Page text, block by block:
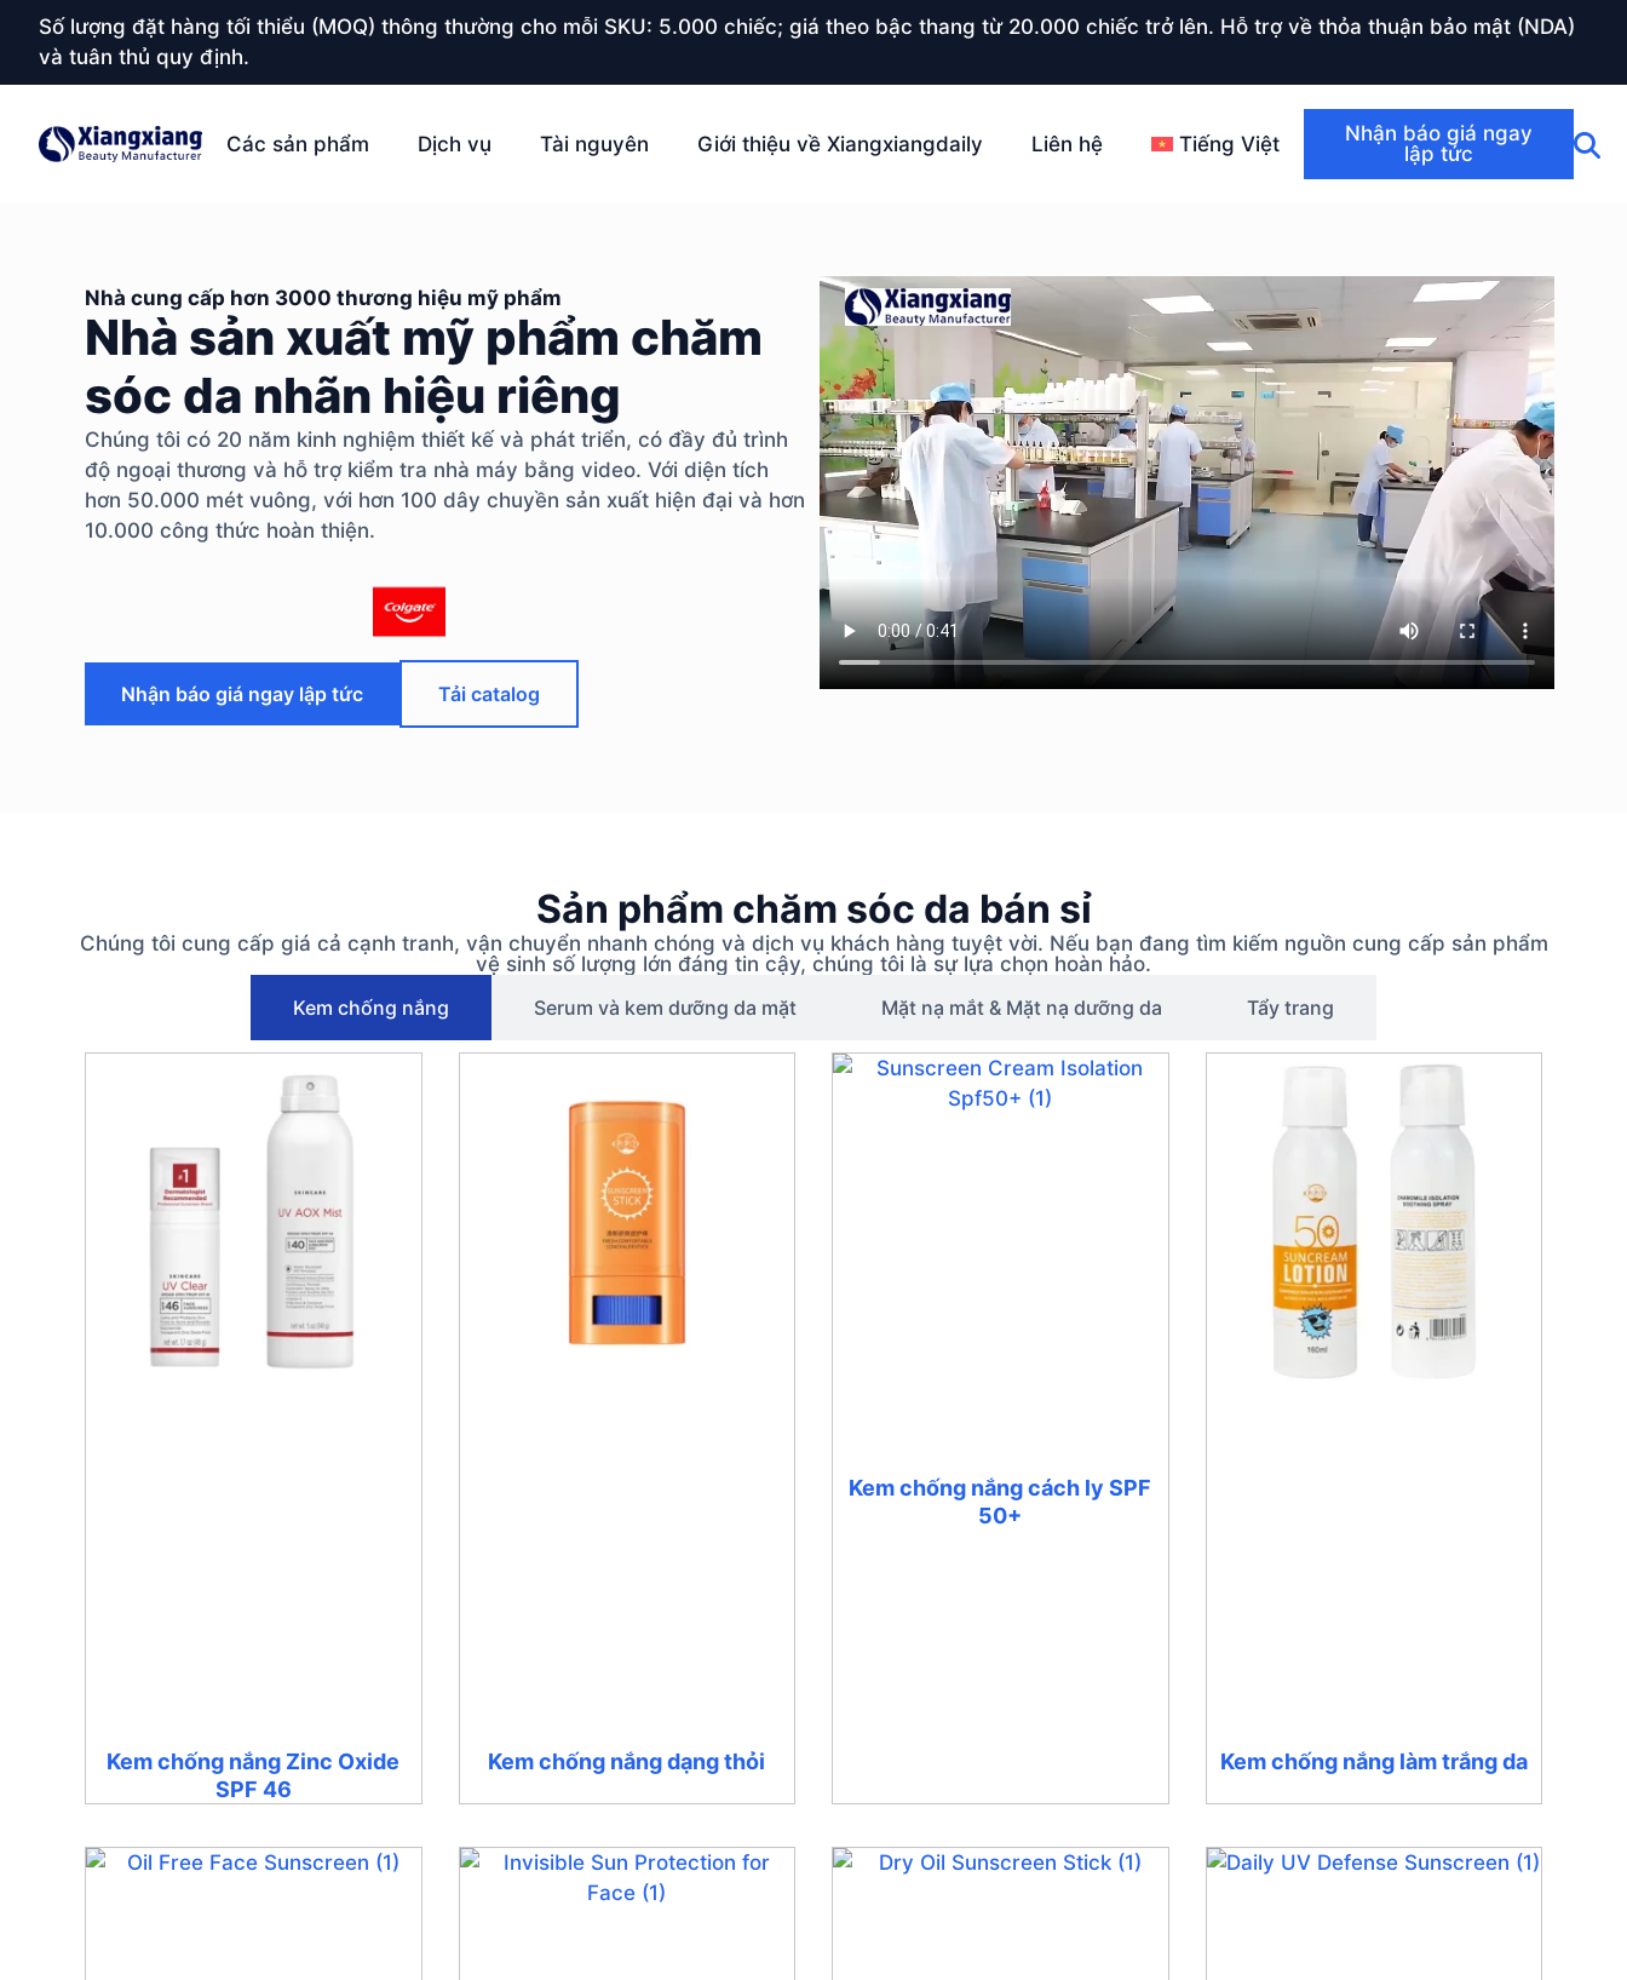
Số lượng đặt hàng tối thiểu (MOQ) thông thường cho mỗi SKU: 5.000 chiếc; giá theo bậc thang từ 20.000 chiếc trở lên. Hỗ trợ về thỏa thuận bảo mật (NDA)
và tuân thủ quy định.
Các sản phẩm Dịch vụ Tài nguyên Giới thiệu về Xiangxiangdaily Liên hệ Tiếng Việt
Nhận báo giá ngay
lập tức
Nhà cung cấp hơn 3000 thương hiệu mỹ phẩm
Nhà sản xuất mỹ phẩm chăm
sóc da nhãn hiệu riêng
Chúng tôi có 20 năm kinh nghiệm thiết kế và phát triển, có đầy đủ trình
độ ngoại thương và hỗ trợ kiểm tra nhà máy bằng video. Với diện tích
hơn 50.000 mét vuông, với hơn 100 dây chuyền sản xuất hiện đại và hơn
10.000 công thức hoàn thiện.
Nhận báo giá ngay lập tức Tải catalog
Sản phẩm chăm sóc da bán sỉ
Chúng tôi cung cấp giá cả cạnh tranh, vận chuyển nhanh chóng và dịch vụ khách hàng tuyệt vời. Nếu bạn đang tìm kiếm nguồn cung cấp sản phẩm
vệ sinh số lượng lớn đáng tin cậy, chúng tôi là sự lựa chọn hoàn hảo.
Kem chống nắng
Serum và kem dưỡng da mặt Mặt nạ mắt & Mặt nạ dưỡng da Tẩy trang
Kem chống nắng Zinc Oxide
SPF 46
Kem chống nắng dạng thỏi
Kem chống nắng cách ly SPF
50+
Kem chống nắng làm trắng da